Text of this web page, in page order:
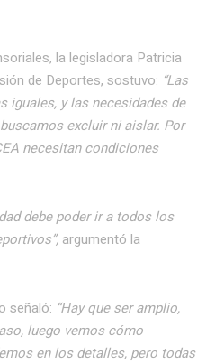
la legisladora Patricia
de Deportes, sostuvo: “Las
iguales, y las necesidades de
excluir ni aislar. Por
necesitan condiciones
debe poder ir a todos los
argumentó la
señaló: “Hay que ser amplio,
luego vemos cómo
en los detalles, pero todas